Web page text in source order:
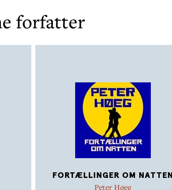
forfatter
FORTÆLLINGER OM NATTEN
Peter Høeg